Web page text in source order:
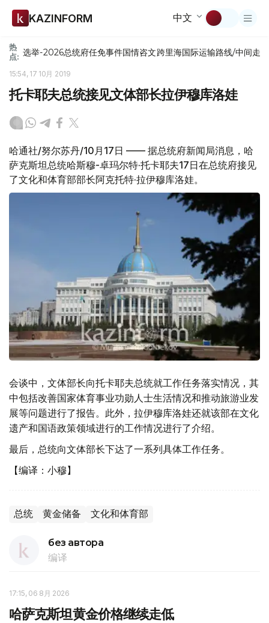
KAZINFORM 中文
热
点: 选举-2026总统府任免事件国情咨文跨里海国际运输路线/中间走廊
15:54, 17 10月 2019
托卡耶夫总统接见文体部长拉伊穆库洛娃
哈通社/努尔苏丹/10月17日 —— 据总统府新闻局消息，哈
萨克斯坦总统哈斯穆-卓玛尔特·托卡耶夫17日在总统府接见
了文化和体育部部长阿克托特·拉伊穆库洛娃。
会谈中，文体部长向托卡耶夫总统就工作任务落实情况，其
中包括改善国家体育事业功勋人士生活情况和推动旅游业发
展等问题进行了报告。此外，拉伊穆库洛娃还就该部在文化
遗产和国语政策领域进行的工作情况进行了介绍。
最后，总统向文体部长下达了一系列具体工作任务。
【编译：小穆】
总统 黄金储备 文化和体育部
без автора
编译
17:15, 06 8月 2026
哈萨克斯坦黄金价格继续走低